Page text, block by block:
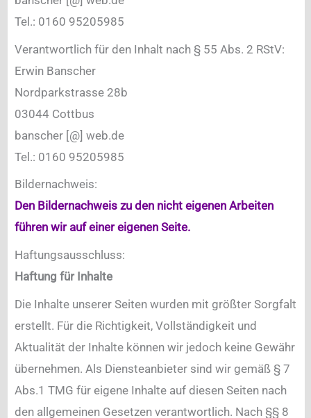
Tel.: 0160 95205985
Verantwortlich für den Inhalt nach § 55 Abs. 2 RStV:
Erwin Banscher
Nordparkstrasse 28b
03044 Cottbus
banscher [@] web.de
Tel.: 0160 95205985
Bildernachweis:
Den Bildernachweis zu den nicht eigenen Arbeiten
führen wir auf einer eigenen Seite.
Haftungsausschluss:
Haftung für Inhalte
Die Inhalte unserer Seiten wurden mit größter Sorgfalt
erstellt. Für die Richtigkeit, Vollständigkeit und
Aktualität der Inhalte können wir jedoch keine Gewähr
übernehmen. Als Diensteanbieter sind wir gemäß § 7
Abs.1 TMG für eigene Inhalte auf diesen Seiten nach
den allgemeinen Gesetzen verantwortlich. Nach §§ 8